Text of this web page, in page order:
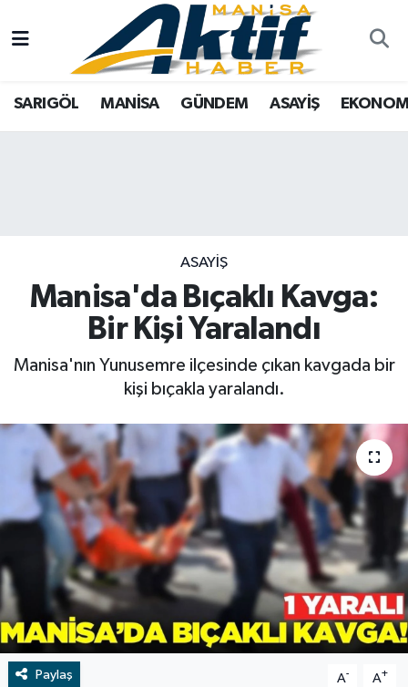
SARIGÖL MANİSA GÜNDEM ASAYİŞ
ASAYİŞ
Manisa'da Bıçaklı Kavga:
Bir Kişi Yaralandı
Manisa'nın Yunusemre ilçesinde çıkan kavgada bir
kişi bıçakla yaralandı.
Paylaş A- A+
Yazarlar
SARIGÖL
SPOR
RESMİ İLAN
BİLİM VE TEKNOLOJİ
Türkiye
Eğitim
RESMİ İLAN
Yaşam
Tarih
Çevre
Dünya
İletişim
Manisa Nöbetçi Eczaneler
Süper Lig Puan Durumu ve Fikstür
Tüm Manşetler
Son Dakika Haberleri
Haber Arşivi